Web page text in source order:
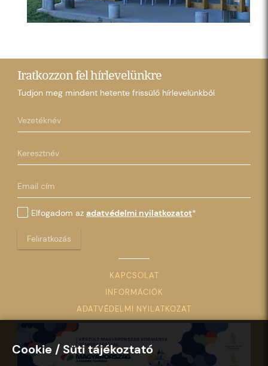
Iratkozzon fel hírlevelünkre
Tudjon meg mindent hetente frissülő hírlevelünkből
Elfogadom az adatvédelmi nyilatkozatot*
Feliratkozás
KAPCSOLAT
INFORMÁCIÓK
ADATVÉDELMI NYILATKOZAT
Cookie / Süti tájékoztató